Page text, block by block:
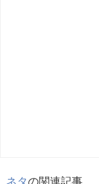
ネタの関連記事